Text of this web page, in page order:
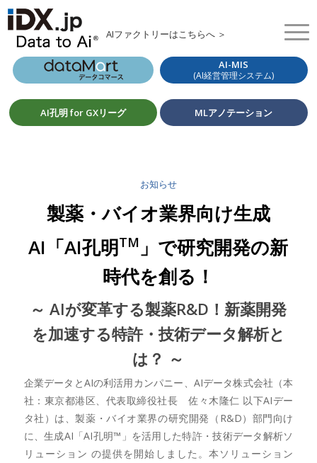
AIファクトリーはこちらへ ＞
AI-MIS
(AI経営管理システム)
AI孔明 for GXリーグ MLアノテーション
お知らせ
製薬・バイオ業界向け生成
AI「AI孔明TM 」で研究開発の新
時代を創る！
～ AIが変革する製薬R&D！新薬開発
を加速する特許・技術データ解析と
は？ ～
企業データとAIの利活用カンパニー、AIデータ株式会社（本
社：東京都港区、代表取締役社長 佐々木隆仁 以下AIデー
タ社）は、製薬・バイオ業界の研究開発（R&D）部門向け
に、生成AI「AI孔明™」を活用した特許・技術データ解析ソ
リューション の提供を開始しました。本ソリューション